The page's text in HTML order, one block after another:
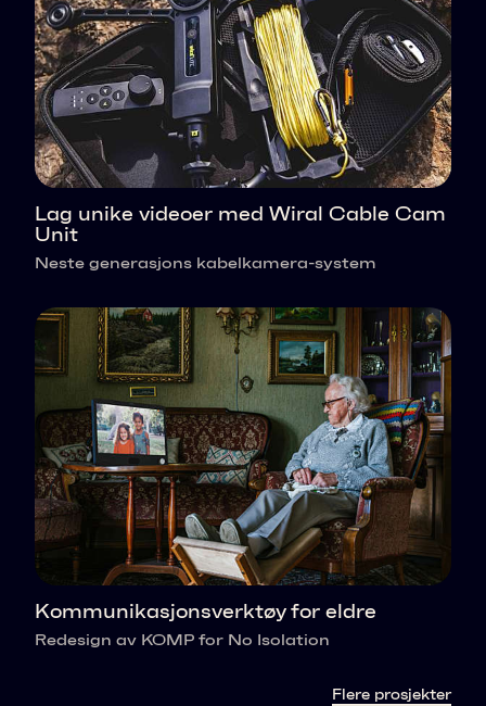
Lag unike videoer med Wiral Cable Cam
Unit
Neste generasjons kabelkamera-system
Kommunikasjonsverktøy for eldre
Redesign av KOMP for No Isolation
Flere prosjekter